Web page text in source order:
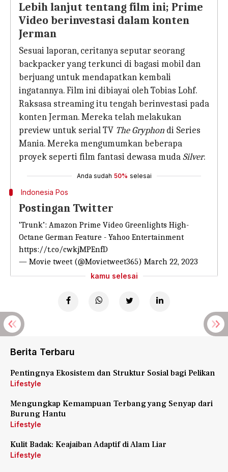
Lebih lanjut tentang film ini; Prime
Video berinvestasi dalam konten
Jerman
Sesuai laporan, ceritanya seputar seorang
backpacker yang terkunci di bagasi mobil dan
berjuang untuk mendapatkan kembali
ingatannya. Film ini dibiayai oleh Tobias Lohf.
Raksasa streaming itu tengah berinvestasi pada
konten Jerman. Mereka telah melakukan
preview untuk serial TV The Gryphon di Series
Mania. Mereka mengumumkan beberapa
proyek seperti film fantasi dewasa mudaSilver.
Anda sudah 50% selesai
Indonesia Pos
Postingan Twitter
‘Trunk’: Amazon Prime Video Greenlights High-
Octane German Feature - Yahoo Entertainment
https://t.co/cwkjMPEnfD
— Movie tweet (@Movietweet365) March 22, 2023
kamu selesai
Berita Terbaru
Pentingnya Ekosistem dan Struktur Sosial bagi Pelikan
Lifestyle
Mengungkap Kemampuan Terbang yang Senyap dari
Burung Hantu
Lifestyle
Kulit Badak: Keajaiban Adaptif di Alam Liar
Lifestyle